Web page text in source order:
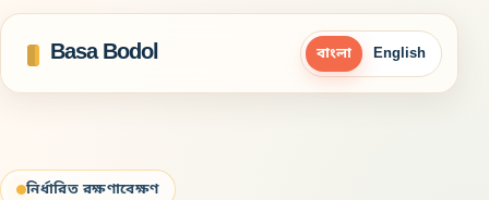
Basa Bodol বাংলা English
নির্ধারিত রক্ষণাবেক্ষণ